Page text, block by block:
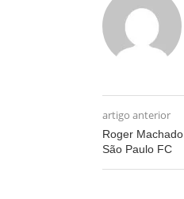
artigo anterior
Roger
São Paulo FC